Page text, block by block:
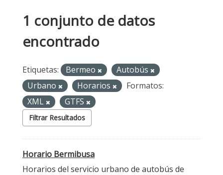
1 conjunto de datos
encontrado
Etiquetas: Bermeo
Autobús
Urbano
Horarios
Formatos:
XML
GTFS
Filtrar Resultados
Horario Bermibusa
Horarios del servicio urbano de autobús de